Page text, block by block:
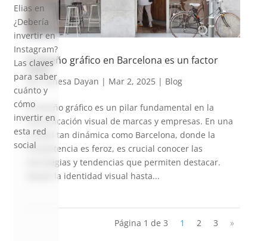
El diseño gráfico en Barcelona es un factor
clave
porVanesa Dayan | Mar 2, 2025| Blog
El diseño gráfico es un pilar fundamental en la
comunicación visual de marcas y empresas. En una
ciudad tan dinámica como Barcelona, donde la
competencia es feroz, es crucial conocer las
estrategias y tendencias que permiten destacar.
Desde la identidad visual hasta...
Página 1 de 3 1 2 3 »
Elias en
¿Debería
invertir en
Instagram?
Las claves
para saber
cuánto y
cómo
invertir en
esta red
social